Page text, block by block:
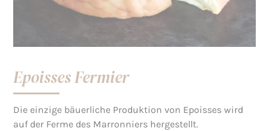
Epoisses Fermier
Die einzige bäuerliche Produktion von Epoisses wird
auf der Ferme des Marronniers hergestellt.